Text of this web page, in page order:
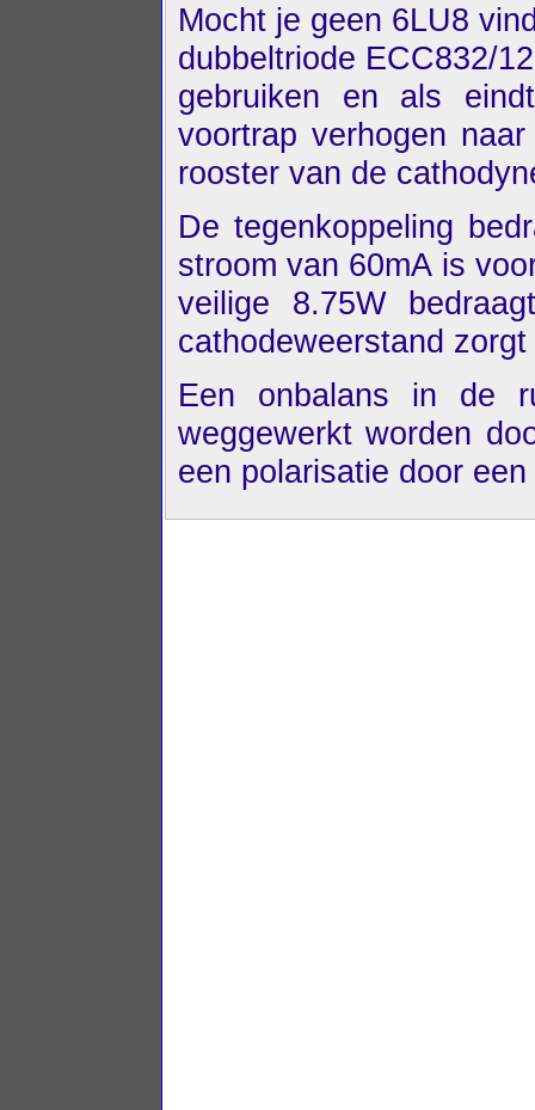
Mocht je geen 6LU8
dubbeltriode ECC832/
gebruiken en als
voortrap verhogen
rooster van de
De tegenkoppeling
stroom van 60mA is
veilige 8.75W
cathodeweerstand
Een onbalans in de
weggewerkt worden
een polarisatie door